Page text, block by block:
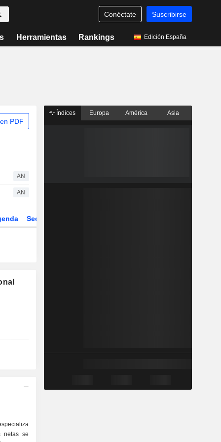
Conéctate Suscribirse
Herramientas Rankings Edición España
PDF
AN
AN
Sector
netas se
Índices Europa América Asia